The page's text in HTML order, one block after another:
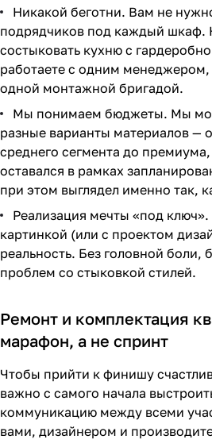
Никакой беготни. Вам не
подрядчиков под каждый шкаф.
состыковать кухню с
работаете с одним
одной монтажной бригадой.
Мы понимаем бюджеты. Мы
разные варианты материалов —
среднего сегмента до
оставался в рамках
при этом выглядел именно так,
Реализация мечты «под
картинкой (или с проектом
реальность. Без головной боли,
проблем со стыковкой стилей.
Ремонт и комплектация
марафон, а не спринт
Чтобы прийти к финишу
важно с самого начала
коммуникацию между всеми
вами, дизайнером и